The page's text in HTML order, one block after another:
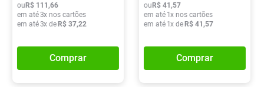
ou R$ 111 ,66
em até3x nos cartões
em até3x de R$ 37,22
Comprar
ou R$ 41 ,57
em até 1x nos cartões
em até 1x de R$ 41 ,57
Comprar